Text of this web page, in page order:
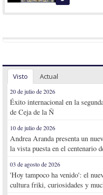
Visto Actual
20 de julio de 2026
Éxito internacional en la
de Ceja de la Ñ
10 de julio de 2026
Andrea Aranda presenta un
la vista puesta en el centenario
03 de agosto de 2026
'Hoy tampoco ha venido': el
cultura friki, curiosidades y